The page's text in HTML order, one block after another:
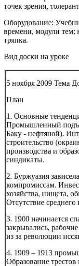
точек зрения,
Оборудование:
времени, модули тем;
тряпка.
Вид доски на уроке
5 ноября 2009 Тема
План
1. Основные
Промышленный
Баку - нефтяной).
строительство
производства и
синдикаты.
2. Буржуазия
компромиссам.
хозяйства, нищета,
Отсутствие среднего
3. 1900 начинается
закрывались,
из за революции
4. 1909 – 1913
Образование